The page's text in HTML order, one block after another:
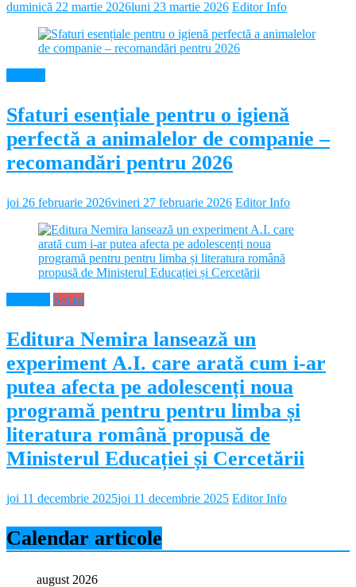
duminică 22 martie 2026luni 23 martie 2026 Editor Info
Sfaturi esențiale pentru o igienă
perfectă a animalelor de companie –
recomandări pentru 2026
joi 26 februarie 2026vineri 27 februarie 2026 Editor Info
Social
Editura Nemira lansează un
experiment A.I. care arată cum i-ar
putea afecta pe adolescenți noua
programă pentru pentru limba și
literatura română propusă de
Ministerul Educației și Cercetării
joi 11 decembrie 2025joi 11 decembrie 2025 Editor Info
Calendar articole
august 2026